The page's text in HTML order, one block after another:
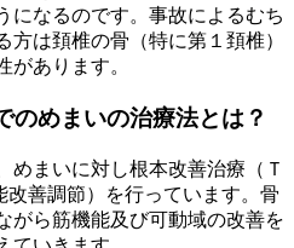
になるのです。事故によるむち
は頚椎の骨（特に第１頚椎）
があります。
のめまいの治療法とは？
めまいに対し根本改善治療（Ｔ
改善調節）を行っています。骨
がら筋機能及び可動域の改善を